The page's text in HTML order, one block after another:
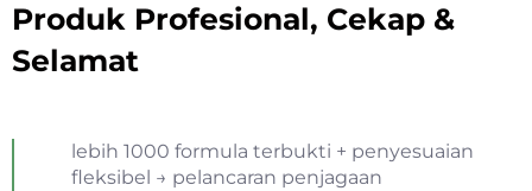
Produk Profesional, Cekap &
Selamat
lebih 1000 formula terbukti + penyesuaian
fleksibel → pelancaran penjagaan